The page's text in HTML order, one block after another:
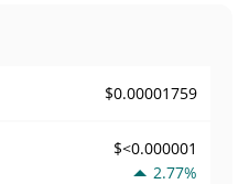
$0.00001759
$<0.000001
2.77%